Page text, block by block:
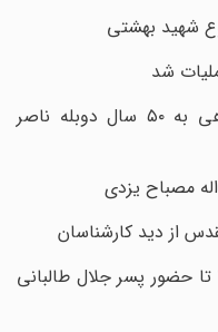
بهشتی
شد
کتاب«صدایی در تاریکی»با نگاهی به ۵۰ سال دوبله ناصر
مصباح یزدی
از دید کارشناسان
بودن عملیات کربلای 10 تا حضور پسر جلال طالبانی